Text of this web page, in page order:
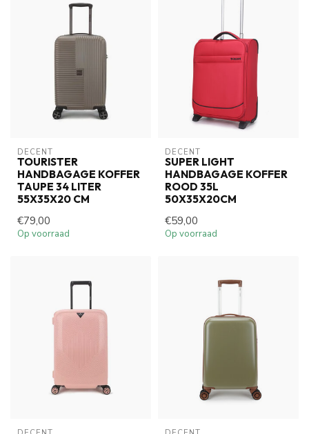
DECENT
TOURISTER
HANDBAGAGE KOFFER
TAUPE 34 LITER
55X35X20 CM
€79,00
Op voorraad
DECENT
SUPER LIGHT
HANDBAGAGE KOFFER
ROOD 35L
50X35X20CM
€59,00
Op voorraad